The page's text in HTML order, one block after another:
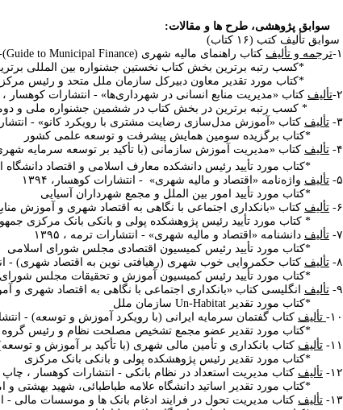
سوابق پژوهشی، طرح ها و مقالات:
سوابق تألیف کتب (۱۶
کتاب)
۱- ترجمه و تألیف کتاب راهنمای مالیه شهری (Guide to Municipal Finance
*کسب رتبه برترین بخش کتاب نخستین جشنواره بین‌ المللی
*کتاب مورد تقدیر معاون دبیرکل سازمان ملل متحد و رئیس
۲- تألیف کتاب «مدیریت منابع انسانی در شهرداری‌ها» - انتشارات کوهسار ، چاپ اول ۱۳۹۲ و
* کسب رتبه برترین در بخش کتاب در ششمین جشنواره ملی و دومین
۳- تألیف کتاب «آموزش مدل‌سازی رضایت مشتری با رویکرد کانو» - انتشارات
*کتاب برگزیده سومین همایش پیشرفت و توسعه علمی کشور
۴- تألیف کتاب «مدیریت آموزش سازمانی (با تأکید بر توسعه سرمایه شهری)» -
*کتاب مورد تأیید رئیس دانشکده معارف اسلامی و اقتصاد دانشگاه
۵- تألیف واژه‌نامه «اقتصاد و مالیه شهری» - انتشارات کوهسار، ۱۳۹۴
*کتاب مورد تأیید امور بین ‎الملل و مجمع شهرداران آسیایی
۶-
تألیف کتاب «بانکداری اجتماعی با نگاهی به اقتصاد شهری و آموزش
* کتاب مورد تأیید رئیس پژوهشکده پولی و بانکی بانک مرکزی
۷- تألیف دانشنامه «اقتصاد و مالیه شهری» - انتشارات ترمه ، ۱۳۹۵
*کتاب مورد تأیید رئیس کمیسیون اقتصادی مجلس شورای اسلامی
۸-
تألیف کتاب حکمروایی خوب شهری (رهیافتی نوین به اقتصاد شهری) -
*کتاب مورد تأیید رئیس کمیسیون آموزش و تحقیقات مجلس شورای
۹- تألیف انگلیسی کتاب «بانکداری اجتماعی با نگاهی به اقتصاد شهری و
*کتاب مورد تقدیر Un-Habitat سازمان ملل
۱۰-
تألیف کتاب گفتمان سرمایه ایرانی (با رویکرد آموزش و توسعه) -
*کتاب مورد تقدیر عضو مجمع تشخیص مصلحت نظام و رئیس گروه
۱۱-
تألیف کتاب بانکداری و تأمین مالی شهری (با تأکید بر آموزش و
*کتاب مورد تقدیر رئیس پژوهشکده پولی و بانکی بانک مرکزی
۱۲-
تألیف کتاب مدیریت استعداد در نظام بانکی - انتشارات کوهسار ، چاپ
*کتاب مورد تقدیر اساتید دانشگاه علامه طباطبائی، شهید بهشتی و
۱۳-
تألیف کتاب مدیریت تحول در فرایند ادغام بانک ها و موسسات مالی -